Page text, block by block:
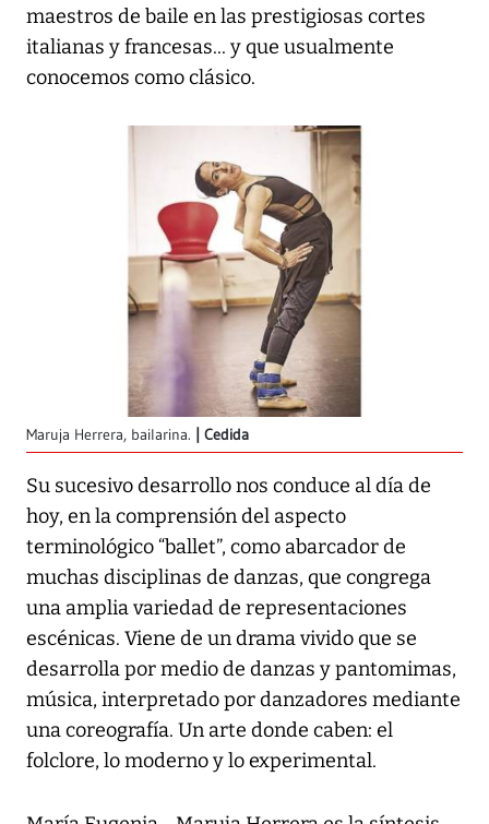
maestros de baile en las prestigiosas cortes
italianas y francesas... y que usualmente
conocemos como clásico.
Maruja Herrera, bailarina. Cedida
Su sucesivo desarrollo nos conduce al día de
hoy, en la comprensión del aspecto
terminológico “ballet”, como abarcador de
muchas disciplinas de danzas, que congrega
una amplia variedad de representaciones
escénicas. Viene de un drama vivido que se
desarrolla por medio de danzas y pantomimas,
música, interpretado por danzadores mediante
una coreografía. Un arte donde caben: el
folclore, lo moderno y lo experimental.